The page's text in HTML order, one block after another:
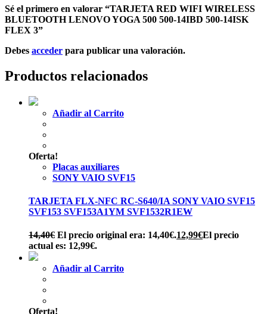
Sé el primero en valorar “TARJETA RED WIFI WIRELESS
BLUETOOTH LENOVO YOGA 500 500-14IBD 500-14ISK
FLEX 3”
Debes acceder para publicar una valoración.
Productos relacionados
Añadir al Carrito
Oferta!
Placas auxiliares
SONY VAIO SVF15
TARJETA FLX-NFC RC-S640/IA SONY VAIO SVF15
SVF153 SVF153A1YM SVF1532R1EW
14,40€ El precio original era: 14,40€.12,99€El precio
actual es: 12,99€.
Añadir al Carrito
Oferta!